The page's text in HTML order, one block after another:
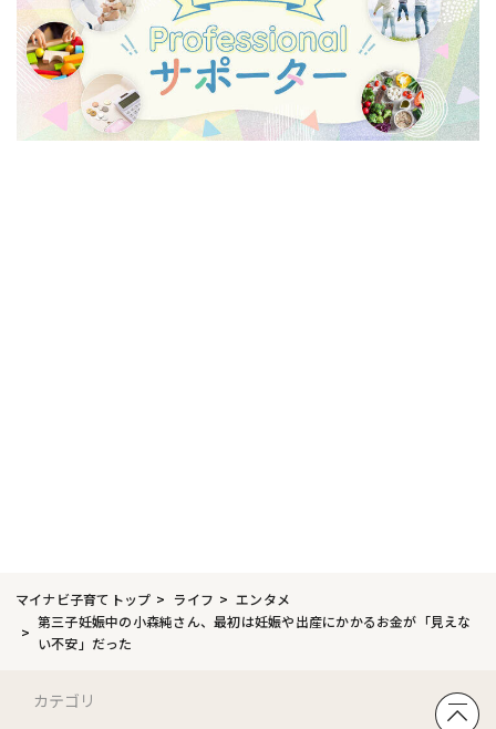
マイナビ子育てトップ ライフ
エンタメ
第三子妊娠中の小森純さん、最初は妊娠や出産にかかるお金が「見えな
い不安」だった
カテゴリ